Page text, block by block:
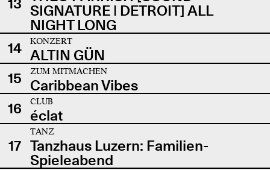
SIGNATURE | DETROIT] ALL
NIGHT LONG
14
KONZERT
ALTIN GÜN
15
ZUM MITMACHEN
Caribbean Vibes
16
CLUB
éclat
17
TANZ
Tanzhaus Luzern: Familien-
Spieleabend